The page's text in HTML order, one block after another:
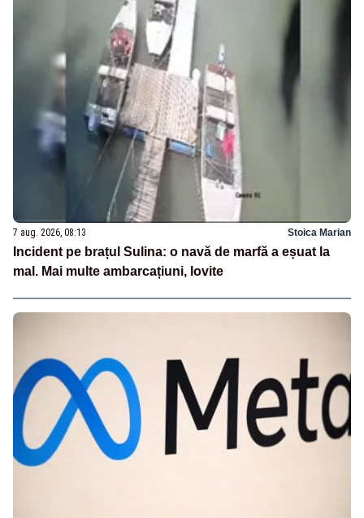
7 aug. 2026, 08:13 Stoica Marian
Incident pe brațul Sulina: o navă de marfă a eșuat la
mal. Mai multe ambarcațiuni, lovite